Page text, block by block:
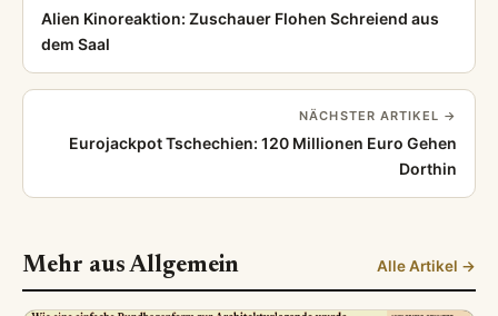
Alien Kinoreaktion: Zuschauer Flohen Schreiend aus
dem Saal
NÄCHSTER ARTIKEL →
Eurojackpot Tschechien: 120 Millionen Euro Gehen
Dorthin
Mehr aus Allgemein Alle Artikel →